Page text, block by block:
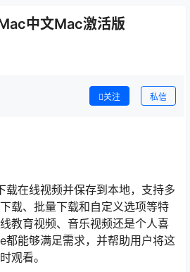
中文Mac激活版
关注 私信
在线视频并保存到本地，支持多
载、批量下载和自定义选项等特
教育视频、音乐视频还是个人喜
都能够满足需求，并帮助用户将这
观看。